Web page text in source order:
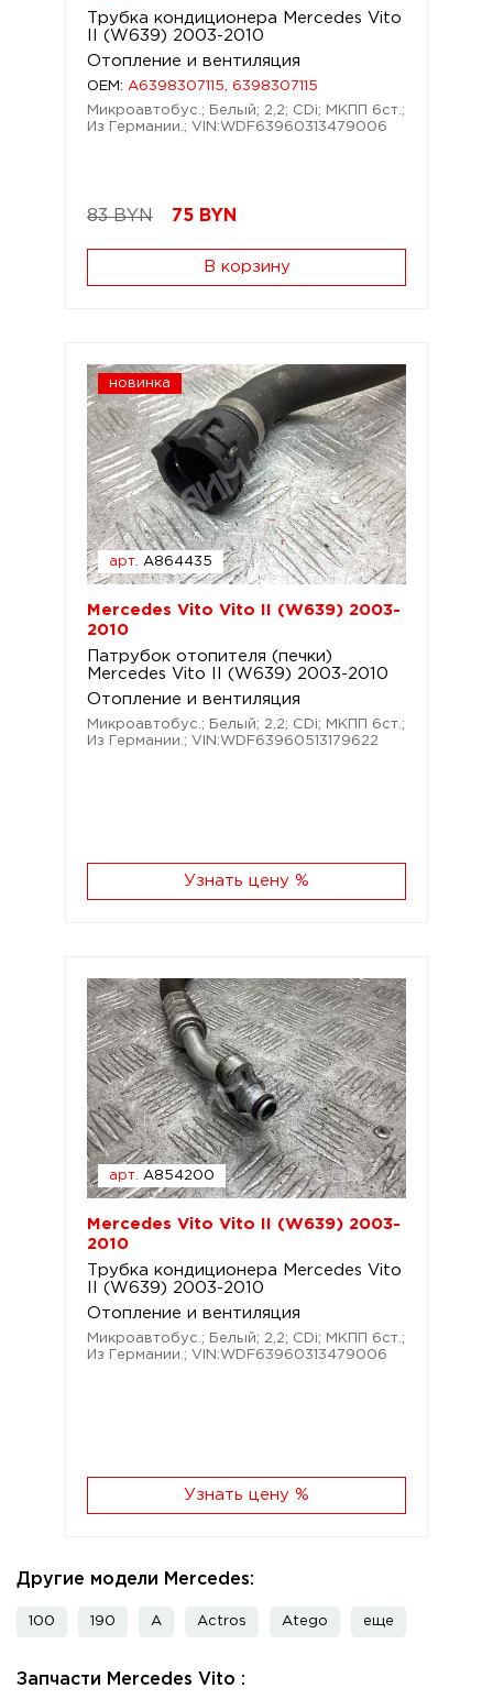
Трубка кондиционера Mercedes Vito
II (W639) 2003-2010
Отопление и вентиляция
OEM: A6398307115, 6398307115
Микроавтобус.; Белый; 2,2; CDi; МКПП 6ст.;
Из Германии.; VIN:WDF63960313479006
83 BYN 75 BYN
В корзину
новинка
арт. A864435
Mercedes Vito Vito II (W639) 2003-
2010
Патрубок отопителя (печки)
Mercedes Vito II (W639) 2003-2010
Отопление и вентиляция
Микроавтобус.; Белый; 2,2; CDi; МКПП 6ст.;
Из Германии.; VIN:WDF63960513179622
Узнать цену %
арт. A854200
Mercedes Vito Vito II (W639) 2003-
2010
Трубка кондиционера Mercedes Vito
II (W639) 2003-2010
Отопление и вентиляция
Микроавтобус.; Белый; 2,2; CDi; МКПП 6ст.;
Из Германии.; VIN:WDF63960313479006
Узнать цену %
Другие модели Mercedes:
100 190 A Actros Atego еще
Запчасти Mercedes Vito :